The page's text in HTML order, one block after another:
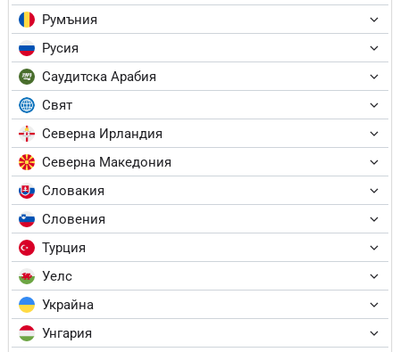
Румъния
Русия
Саудитска Арабия
Свят
Северна Ирландия
Северна Македония
Словакия
Словения
Турция
Уелс
Украйна
Унгария